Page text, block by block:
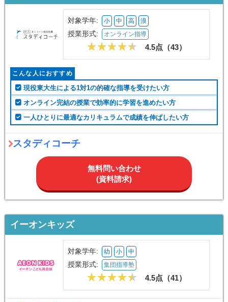
対象学年: 小 中 高 浪
授業形式: オンライン指導
4.5点（43）
こんな人におすすめ
現役東大生による1対1の的確な指導を受けたい方
オンライン完結の授業で効率的に学習を進めたい方
一人ひとりに最適なカリキュラムで成績を伸ばしたい方
スタディコーチ
無料問い合わせ
(資料請求)
イーオンキッズ
対象学年: 幼 小 中
授業形式: 集団指導塾
4.5点（41）